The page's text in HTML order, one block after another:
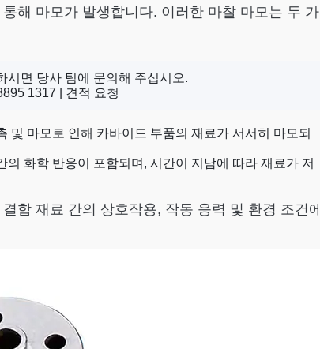
해 마모가 발생합니다. 이러한 마찰 마모는 두 가
시면 당사 팀에 문의해 주십시오.
1317 | 견적 요청
및 마모로 인해 카바이드 부품의 재료가 서서히 마모되
의 화학 반응이 포함되며, 시간이 지남에 따라 재료가 저
합 재료 간의 상호작용, 작동 응력 및 환경 조건에